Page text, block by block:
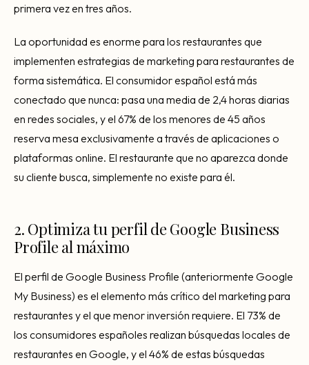
primera vez en tres años.
La oportunidad es enorme para los restaurantes que
implementen estrategias de marketing para restaurantes de
forma sistemática. El consumidor español está más
conectado que nunca: pasa una media de 2,4 horas diarias
en redes sociales, y el 67% de los menores de 45 años
reserva mesa exclusivamente a través de aplicaciones o
plataformas online. El restaurante que no aparezca donde
su cliente busca, simplemente no existe para él.
2. Optimiza tu perfil de Google Business
Profile al máximo
El perfil de Google Business Profile (anteriormente Google
My Business) es el elemento más crítico del marketing para
restaurantes y el que menor inversión requiere. El 73% de
los consumidores españoles realizan búsquedas locales de
restaurantes en Google, y el 46% de estas búsquedas